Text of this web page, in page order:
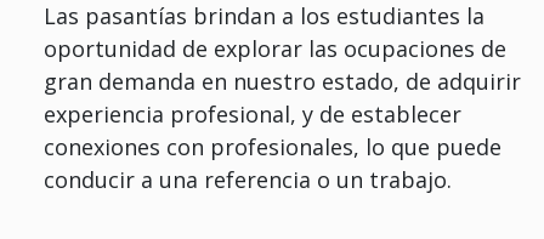
Las pasantías brindan a los estudiantes la
oportunidad de explorar las ocupaciones de
gran demanda en nuestro estado, de adquirir
experiencia profesional, y de establecer
conexiones con profesionales, lo que puede
conducir a una referencia o un trabajo.